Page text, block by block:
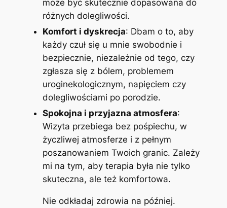
może być skutecznie dopasowana do
różnych dolegliwości.
Komfort i dyskrecja: Dbam o to, aby
każdy czuł się u mnie swobodnie i
bezpiecznie, niezależnie od tego, czy
zgłasza się z bólem, problemem
uroginekologicznym, napięciem czy
dolegliwościami po porodzie.
Spokojna i przyjazna atmosfera:
Wizyta przebiega bez pośpiechu, w
życzliwej atmosferze i z pełnym
poszanowaniem Twoich granic. Zależy
mi na tym, aby terapia była nie tylko
skuteczna, ale też komfortowa.
Nie odkładaj zdrowia na później.